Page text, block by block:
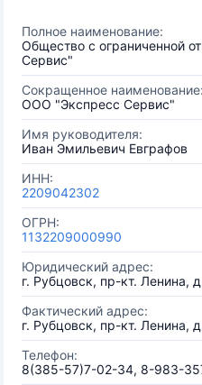
Полное наименование:
Общество с ограниченной
Сервис"
Сокращенное наименование:
ООО "Экспресс Сервис"
Имя руководителя:
Иван Эмильевич Евграфов
ИНН:
2209042302
ОГРН:
1132209000990
Юридический адрес:
г. Рубцовск, пр-кт. Ленина,
Фактический адрес:
г. Рубцовск, пр-кт. Ленина,
Телефон:
8(385-57)7-02-34, 8-983-